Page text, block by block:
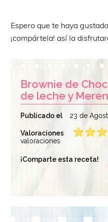
Espero que te haya
¡compártela! así la
Brownie de
de leche y
Publicado el 23 de
Valoraciones
valoraciones
¡Comparte esta receta!